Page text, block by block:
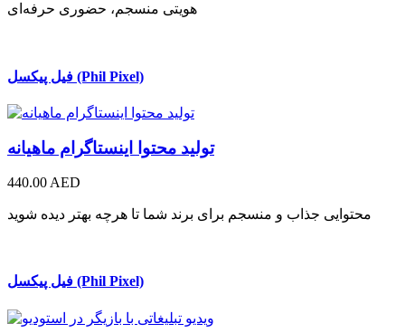
هویتی منسجم، حضوری حرفه‌ای
فیل پیکسل (Phil Pixel)
تولید محتوا اینستاگرام ماهیانه
440.00 AED
محتوایی جذاب و منسجم برای برند شما تا هرچه بهتر دیده شوید
فیل پیکسل (Phil Pixel)